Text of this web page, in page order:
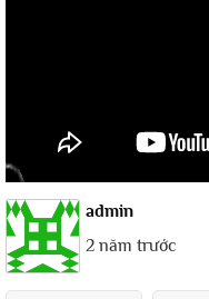
admin
2 năm trước